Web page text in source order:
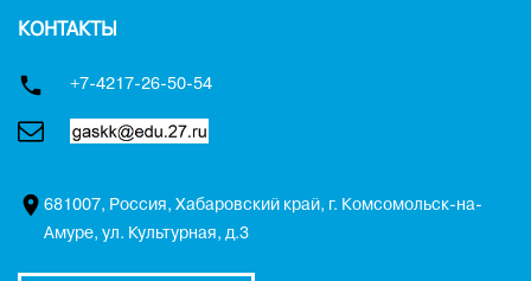
КОНТАКТЫ
+7-4217-26-50-54
681007, Россия, Хабаровский край, г. Комсомольск-на-
Амуре, ул. Культурная, д.3